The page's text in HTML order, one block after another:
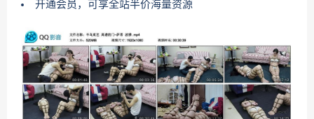
开通会员，可享全站半价海量资源